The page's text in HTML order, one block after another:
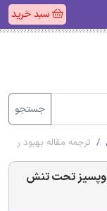
سبد خرید
جستجو
ترجمه مقاله بهبود
تحت تنش